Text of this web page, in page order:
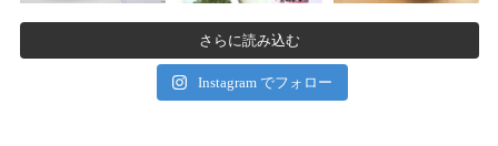
さらに読み込む
Instagram でフォロー